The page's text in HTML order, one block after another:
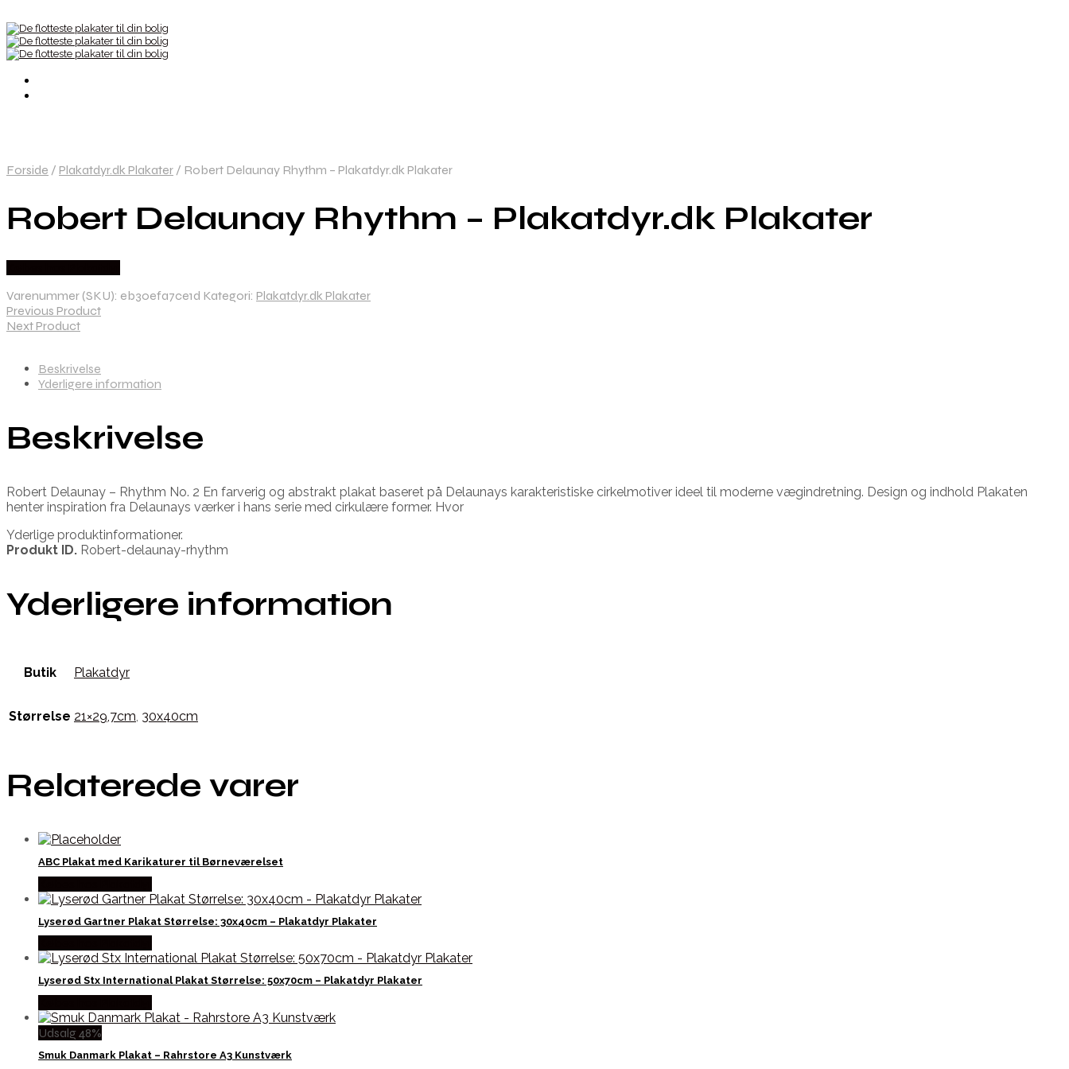
Forside / Plakatdyr.dk Plakater / Robert Delaunay Rhythm – Plakatdyr.dk Plakater
Robert Delaunay Rhythm – Plakatdyr.dk Plakater
Varenummer (SKU): eb30efa7ce1d Kategori: Plakatdyr.dk Plakater
Previous Product
Next Product
Beskrivelse
Yderligere information
Beskrivelse
Robert Delaunay – Rhythm No. 2 En farverig og abstrakt plakat baseret på Delaunays karakteristiske cirkelmotiver ideel til moderne vægindretning. Design og indhold Plakaten
henter inspiration fra Delaunays værker i hans serie med cirkulære former. Hvor
Yderlige produktinformationer.
Produkt ID. Robert-delaunay-rhythm
Yderligere information
Butik Plakatdyr
Størrelse 21×29,7cm, 30x40cm
Relaterede varer
ABC Plakat med Karikaturer til Børneværelset
Lyserød Gartner Plakat Størrelse: 30x40cm – Plakatdyr Plakater
Lyserød Stx International Plakat Størrelse: 50x70cm – Plakatdyr Plakater
Udsalg 48%
Smuk Danmark Plakat – Rahrstore A3 Kunstværk